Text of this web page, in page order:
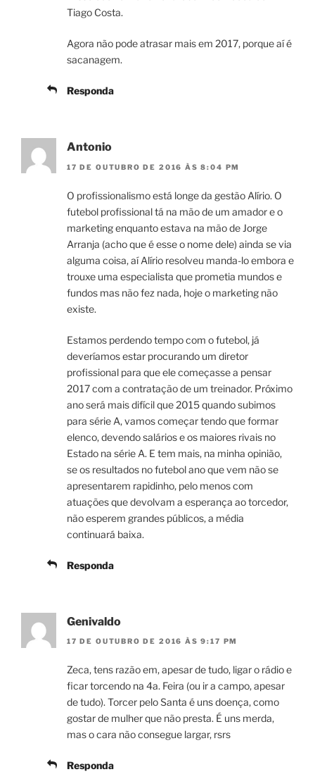
Tiago Costa.
Agora não pode atrasar mais em 2017, porque aí é
sacanagem.
Responda
Antonio
17 DE OUTUBRO DE 2016 ÀS 8:04 PM
O profissionalismo está longe da gestão Alírio. O
futebol profissional tá na mão de um amador e o
marketing enquanto estava na mão de Jorge
Arranja (acho que é esse o nome dele) ainda se via
alguma coisa, aí Alírio resolveu manda-lo embora e
trouxe uma especialista que prometia mundos e
fundos mas não fez nada, hoje o marketing não
existe.
Estamos perdendo tempo com o futebol, já
deveríamos estar procurando um diretor
profissional para que ele começasse a pensar
2017 com a contratação de um treinador. Próximo
ano será mais difícil que 2015 quando subimos
para série A, vamos começar tendo que formar
elenco, devendo salários e os maiores rivais no
Estado na série A. E tem mais, na minha opinião,
se os resultados no futebol ano que vem não se
apresentarem rapidinho, pelo menos com
atuações que devolvam a esperança ao torcedor,
não esperem grandes públicos, a média
continuará baixa.
Responda
Genivaldo
17 DE OUTUBRO DE 2016 ÀS 9:17 PM
Zeca, tens razão em, apesar de tudo, ligar o rádio e
ficar torcendo na 4a. Feira (ou ir a campo, apesar
de tudo). Torcer pelo Santa é uns doença, como
gostar de mulher que não presta. É uns merda,
mas o cara não consegue largar, rsrs
Responda